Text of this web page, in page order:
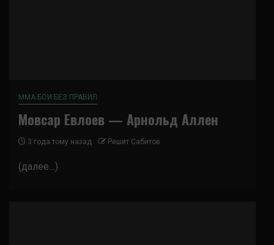
ММА БОИ БЕЗ ПРАВИЛ
Мовсар Евлоев — Арнольд Аллен
3 года тому назад Решит Сабитов
(далее…)